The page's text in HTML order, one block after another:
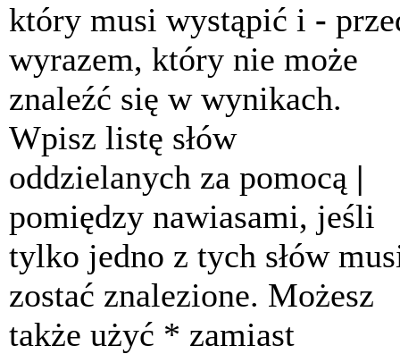
który musi wystąpić i -
wyrazem, który nie może
znaleźć się w wynikach.
Wpisz listę słów
oddzielanych za pomocą |
pomiędzy nawiasami, jeśli
tylko jedno z tych słów
zostać znalezione. Możesz
także użyć * zamiast